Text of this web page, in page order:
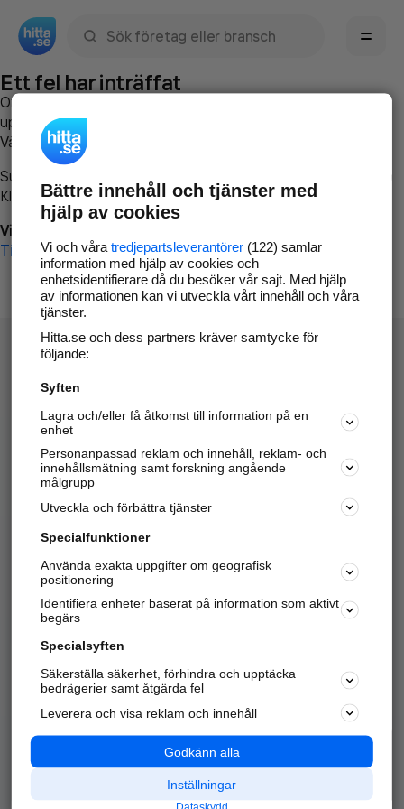
Ett fel har inträffat
Om du vill kan du
uppstod så att vi lättare och snabbare kan avhjälpa det.
Vänligen försök med följande:
Surfa till
Klicka påTillbaka-knappen i webbläsaren och försök igen
Vi beklagar besväret!
Till startsidan
Hitta.se - Gratis nummerupplysning.
Sök företag, personer och platser.
Hitta telefonnummer, adresser, företagsinfo mm.
Marknadsför företaget
Kom igång och annonsera mot
samarbetspartners nära dig.
Alla kategorier
Populära sökningar
API & Kartor
Annonsera
Integritet
Nödnummer
Bättre innehåll och tjänster med
hjälp av cookies
Vi och våra tredjepartsleverantörer(122) samlar
information med hjälp av cookies och
enhetsidentifierare då du besöker vår sajt. Med hjälp
av informationen kan vi utveckla vårt innehåll och våra
tjänster.
Hitta.se och dess partners kräver samtycke för
följande:
Syften
Lagra och/eller få åtkomst till information på en
enhet
Personanpassad reklam och innehåll, reklam- och
innehållsmätning samt forskning angående
målgrupp
Utveckla och förbättra tjänster
Specialfunktioner
Använda exakta uppgifter om geografisk
positionering
Identifiera enheter baserat på information som aktivt
begärs
Specialsyften
Säkerställa säkerhet, förhindra och upptäcka
bedrägerier samt åtgärda fel
Leverera och visa reklam och innehåll
Godkänn alla
Inställningar
Dataskydd